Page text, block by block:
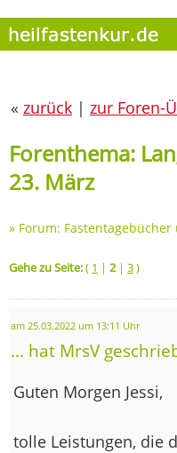
« zurück | zur Foren-
Forenthema:
23. März
» Forum:
Gehe zu Seite:( 1 | 2| 3)
am 25.03.2022 um 13:11 Uhr
... hat MrsV
Guten Morgen Jessi,
tolle Leistungen, die